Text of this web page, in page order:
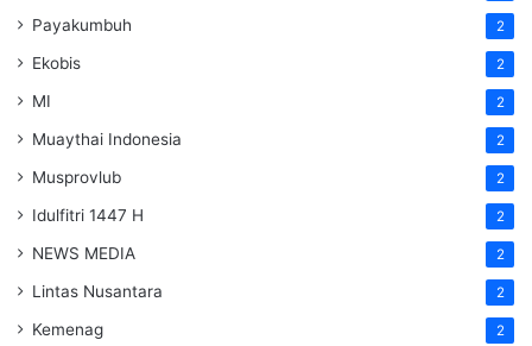
Payakumbuh 2
Ekobis 2
MI 2
Muaythai Indonesia 2
Musprovlub 2
Idulfitri 1447 H 2
NEWS MEDIA 2
Lintas Nusantara 2
Kemenag 2